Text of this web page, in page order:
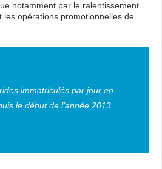
notamment par le ralentissement
les opérations promotionnelles de
immatriculés par jour en
le début de l’année 2013.